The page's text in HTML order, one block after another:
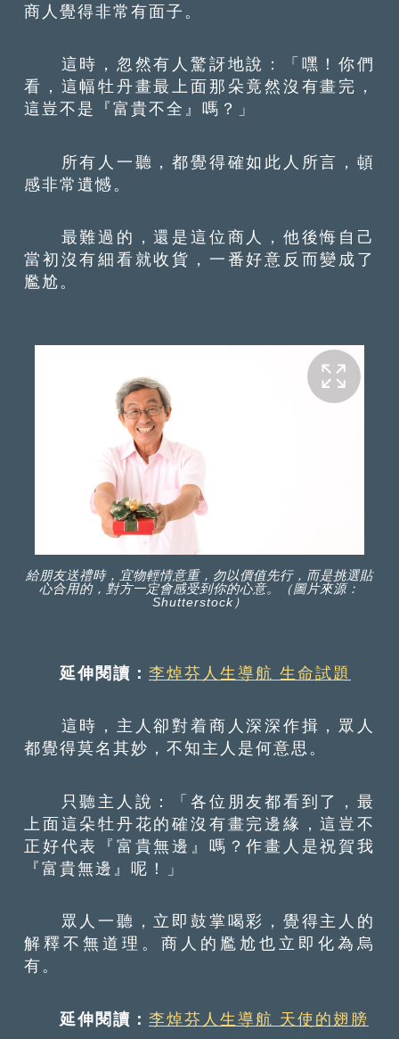
商人覺得非常有面子。
這時，忽然有人驚訝地說：「嘿！你們
看，這幅牡丹畫最上面那朵竟然沒有畫完，
這豈不是『富貴不全』嗎？」
所有人一聽，都覺得確如此人所言，頓
感非常遺憾。
最難過的，還是這位商人，他後悔自己
當初沒有細看就收貨，一番好意反而變成了
尷尬。
給朋友送禮時，宜物輕情意重，勿以價值先行，而是挑選貼
心合用的，對方一定會感受到你的心意。（圖片來源：
Shutterstock）
延伸閱讀：李焯芬人生導航 生命試題
這時，主人卻對着商人深深作揖，眾人
都覺得莫名其妙，不知主人是何意思。
只聽主人說：「各位朋友都看到了，最
上面這朵牡丹花的確沒有畫完邊緣，這豈不
正好代表『富貴無邊』嗎？作畫人是祝賀我
『富貴無邊』呢！」
眾人一聽，立即鼓掌喝彩，覺得主人的
解釋不無道理。商人的尷尬也立即化為烏
有。
延伸閱讀：李焯芬人生導航 天使的翅膀